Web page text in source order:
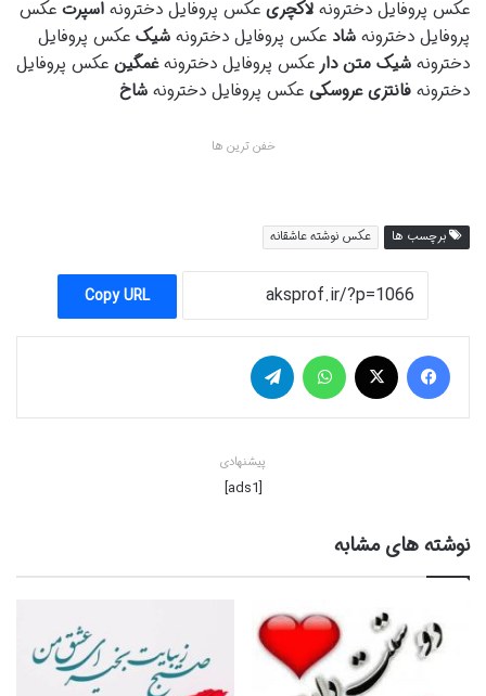
عکس پروفایل دخترونه لاکچری عکس پروفایل دخترونه اسپرت عکس
پروفایل دخترونه شاد عکس پروفایل دخترونه شیک عکس پروفایل
دخترونه شیک متن دار عکس پروفایل دخترونهغمگین عکس پروفایل
دخترونه فانتزی عروسکی عکس پروفایل دخترونه شاخ
خفن ترین ها
برچسب ها عکس نوشته عاشقانه
Copy URL
فیس بوک
پیشنهادی
[ads1]
نوشته های مشابه